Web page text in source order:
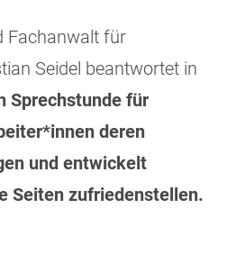
Fachanwalt für
Seidel beantwortet in
Sprechstunde für
deren
und entwickelt
Seiten zufriedenstellen.